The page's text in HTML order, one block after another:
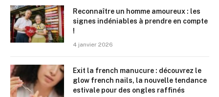
Reconnaître un homme amoureux : les
signes indéniables à prendre en compte
!
4 janvier 2026
Exit la french manucure : découvrez le
glow french nails, la nouvelle tendance
estivale pour des ongles raffinés